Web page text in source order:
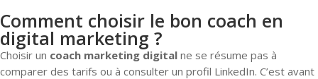
Comment choisir le bon coach en
digital marketing ?
Choisir un coach marketing digital ne se résume pas à
comparer des tarifs ou à consulter un profil LinkedIn. C’est avant